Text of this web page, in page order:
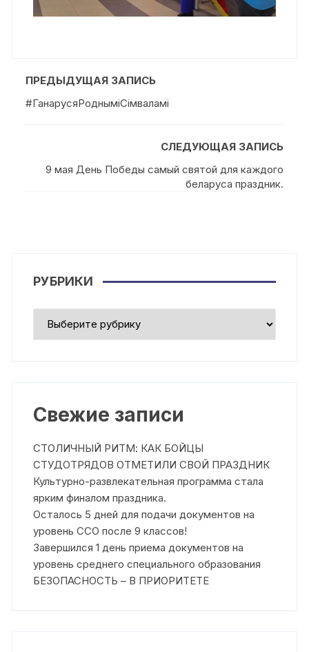
ПРЕДЫДУЩАЯ ЗАПИСЬ
#ГанарусяРоднымiСiмваламi
СЛЕДУЮЩАЯ ЗАПИСЬ
9 мая День Победы самый святой для каждого
беларуса праздник.
РУБРИКИ
Свежие записи
СТОЛИЧНЫЙ РИТМ: КАК БОЙЦЫ
СТУДОТРЯДОВ ОТМЕТИЛИ СВОЙ ПРАЗДНИК
Культурно-развлекательная программа стала
ярким финалом праздника.
Осталось 5 дней для подачи документов на
уровень ССО после 9 классов!
Завершился 1 день приема документов на
уровень среднего специального образования
БЕЗОПАСНОСТЬ – В ПРИОРИТЕТЕ